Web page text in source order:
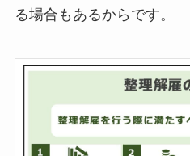
る場合もあるからです。